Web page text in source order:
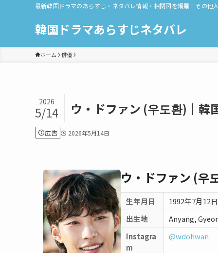
最新韓国ドラマのあらすじ・ネタバレ情報・相関図を網羅！その他
韓国ドラマあらすじネタバレ
ホーム 俳優
ウ・ドファン (우도환)｜韓
2026
5/14
広告 2026年5月14日
ウ・ドファン (우
生年月日
1992年7月12日
出生地
Anyang,
Instagra
m
@wdohwan